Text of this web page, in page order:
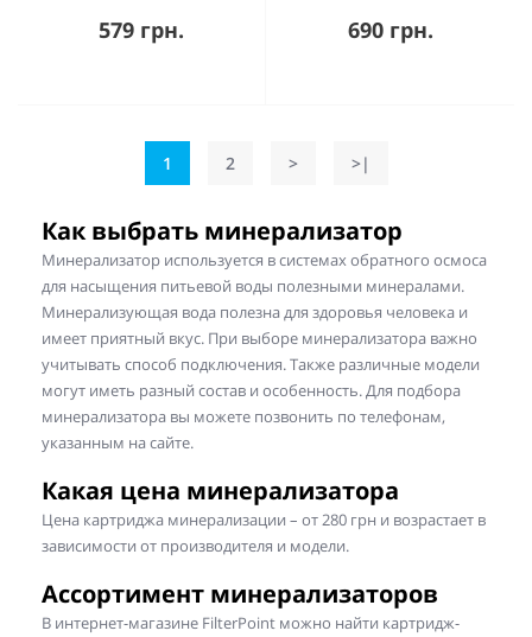
579 грн. 690 грн.
1 2 > >|
Как выбрать минерализатор
Минерализатор используется в системах обратного осмоса
для насыщения питьевой воды полезными минералами.
Минерализующая вода полезна для здоровья человека и
имеет приятный вкус. При выборе минерализатора важно
учитывать способ подключения. Также различные модели
могут иметь разный состав и особенность. Для подбора
минерализатора вы можете позвонить по телефонам,
указанным на сайте.
Какая цена минерализатора
Цена картриджа минерализации – от 280 грн и возрастает в
зависимости от производителя и модели.
Ассортимент минерализаторов
В интернет-магазине FilterPoint можно найти картридж-